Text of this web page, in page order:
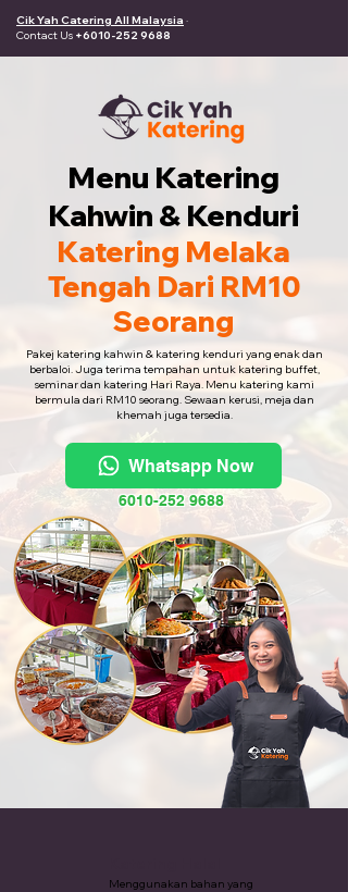
Cik Yah Catering All Malaysia ·
Contact Us +6010-252 9688
Menu Katering
Kahwin & Kenduri
Katering Melaka
Tengah Dari RM10
Seorang
Pakej katering kahwin & katering kenduri yang enak dan
berbaloi. Juga terima tempahan untuk katering buffet,
seminar dan katering Hari Raya. Menu katering kami
bermula dari RM10 seorang. Sewaan kerusi, meja dan
khemah juga tersedia.
Whatsapp Now
6010-252 9688
Menggunakan bahan yang